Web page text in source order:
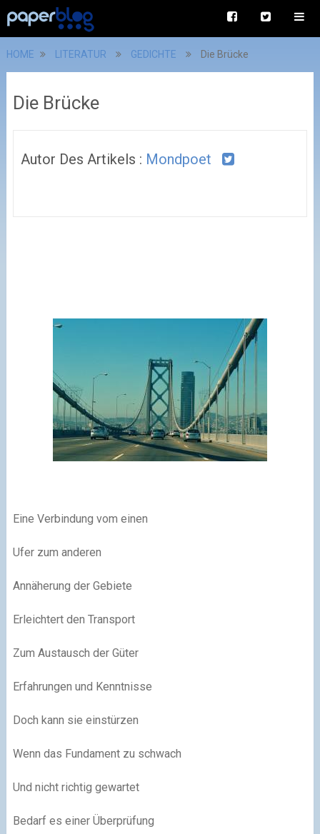
HOME LITERATUR GEDICHTE Die Brücke
Die Brücke
Autor Des Artikels : Mondpoet
Eine Verbindung vom einen
Ufer zum anderen
Annäherung der Gebiete
Erleichtert den Transport
Zum Austausch der Güter
Erfahrungen und Kenntnisse
Doch kann sie einstürzen
Wenn das Fundament zu schwach
Und nicht richtig gewartet
Bedarf es einer Überprüfung